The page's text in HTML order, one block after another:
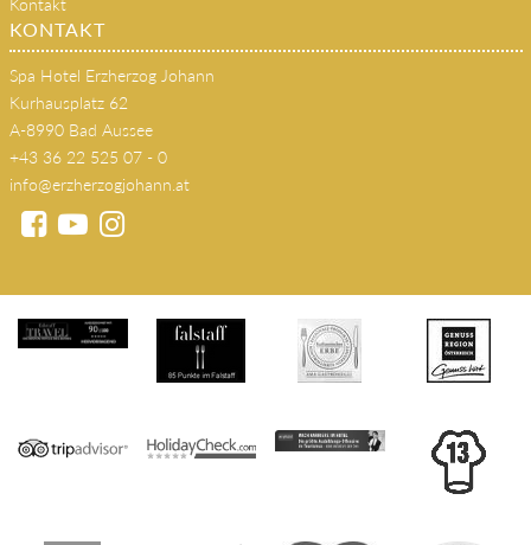
AUSSEERLAND
Kontakt
KONTAKT
Spa Hotel Erzherzog Johann
Kurhausplatz 62
A-8990 Bad Aussee
info@erzherzogjohann.at